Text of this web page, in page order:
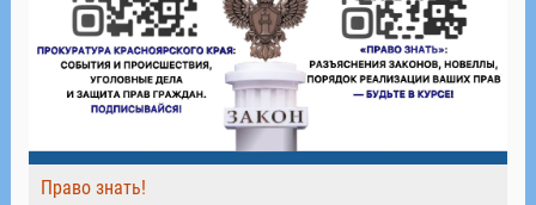
Право знать!